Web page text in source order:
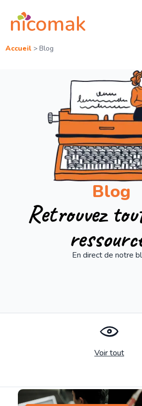
Accueil> Blog
Blog
Retrouvez
En direct de notre
Voir tout